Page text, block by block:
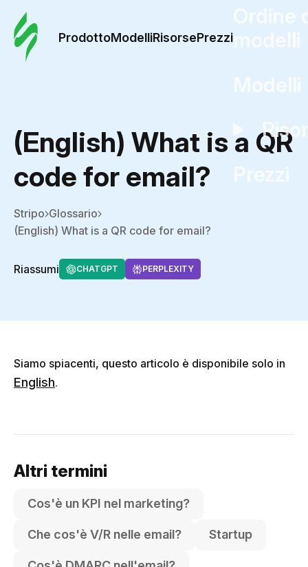
ProdottoModelliRisorsePrezzi
(English) What is a QR
code for email?
Stripo Glossario
(English) What is a QR code for email?
Riassumi CHATGPT PERPLEXITY
Siamo spiacenti, questo articolo è disponibile solo in
English.
Altri termini
Cos'è un KPI nel marketing?
Che cos'è V/R nelle email? Startup